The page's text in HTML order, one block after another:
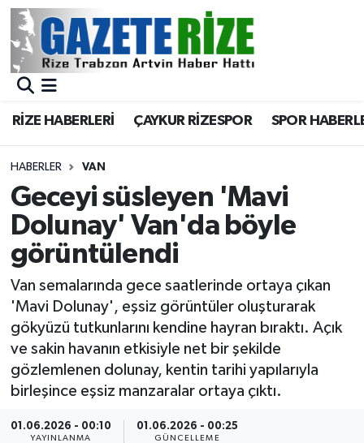
RİZE HABERLERİ ÇAYKUR RİZESPOR SPOR
HABERLER VAN
Geceyi süsleyen 'Mavi
Dolunay' Van'da böyle
görüntülendi
Van semalarında gece saatlerinde ortaya çıkan
'Mavi Dolunay', eşsiz görüntüler oluşturarak
gökyüzü tutkunlarını kendine hayran bıraktı. Açık
ve sakin havanın etkisiyle net bir şekilde
gözlemlenen dolunay, kentin tarihi yapılarıyla
birleşince eşsiz manzaralar ortaya çıktı.
01.06.2026 - 00:10
YAYINLANMA
01.06.2026 - 00:25
GÜNCELLEME
BÖLGEMİZ
Asayiş
Rize Jandarma Komutanlığı
Bilim Teknoloji
Advertising news
Canlı Maç
ÇEVRE
Dış Haberler
Merkez Nöbetçi Eczaneler
Merkez Trafik Yoğunluk Haritası
Süper Lig Puan Durumu ve Fikstür
Tüm Manşetler
Haber Arşivi